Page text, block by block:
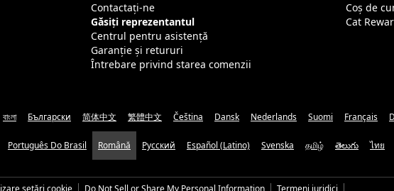
Contactați-ne
Găsiți reprezentantul
Centrul pentru asistență
Garanție și retururi
Întrebare privind starea comenzii
Coș de
Cat
বাংলা Български 简体中文 繁體中文 Čeština Dansk Nederlands Suomi Français
Português Do Brasil Română Русский Español (Latino) Svenska தமிழ் తెలుగు ไทย
setări cookie Do Not Sell or Share My Personal Information Termeni juridici